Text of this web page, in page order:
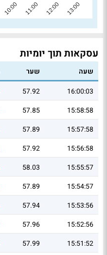
עסקאות תוך יומיות
שעה שער
16:00:03
57.92
15:58:58
57.85
15:57:58
57.89
15:56:58
57.92
15:55:57
58.03
15:54:57
57.89
15:53:56
57.94
15:52:56
57.96
15:51:52
57.99